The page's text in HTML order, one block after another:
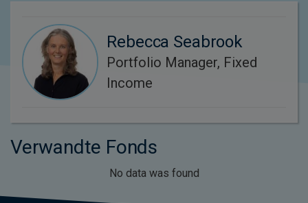
Rebecca Seabrook
Portfolio Manager, Fixed
Income
Verwandte Fonds
No data was found